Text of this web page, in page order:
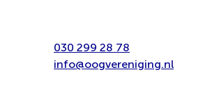
030 299 28 78
info@oogvereniging.nl